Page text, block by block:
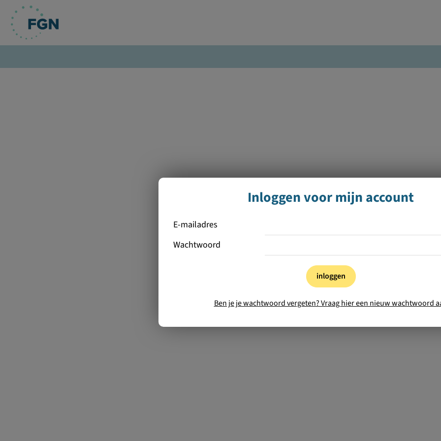
Inloggen voor mijn account
E-mailadres
Wachtwoord
inloggen
Ben je je wachtwoord vergeten? Vraag hier een nieuw wachtwoord